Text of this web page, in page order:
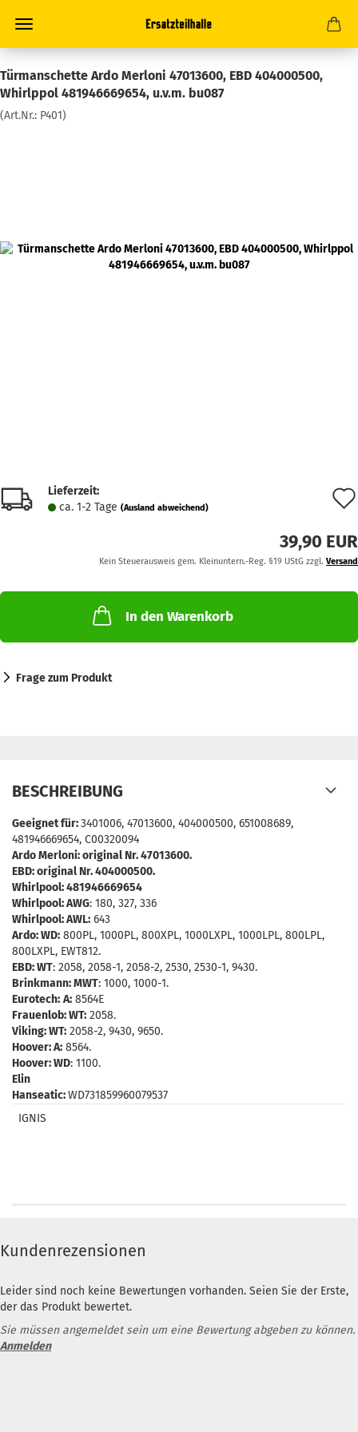
Türmanschette Ardo Merloni 47013600, EBD 404000500,
Whirlppol 481946669654, u.v.m. bu087
(Art.Nr.: P401)
Lieferzeit:
ca. 1-2 Tage (Ausland abweichend)
39,90 EUR
Kein Steuerausweis gem. Kleinuntern.-Reg. §19 UStG zzgl. Versand
In den Warenkorb
Frage zum Produkt
BESCHREIBUNG
Geeignet für:3401006, 47013600, 404000500, 651008689,
481946669654, C00320094
Ardo Merloni: original Nr. 47013600.
EBD: original Nr. 404000500.
Whirlpool: 481946669654
Whirlpool: AWG: 180, 327, 336
Whirlpool: AWL: 643
Ardo: WD: 800PL, 1000PL, 800XPL, 1000LXPL, 1000LPL, 800LPL,
800LXPL, EWT812.
EBD: WT: 2058, 2058-1, 2058-2, 2530, 2530-1, 9430.
Brinkmann: MWT: 1000, 1000-1.
Eurotech: A: 8564E
Frauenlob: WT: 2058.
Viking: WT: 2058-2, 9430, 9650.
Hoover: A: 8564.
Hoover: WD: 1100.
Elin
Hanseatic:WD731859960079537
IGNIS
Kundenrezensionen
Leider sind noch keine Bewertungen vorhanden. Seien Sie der Erste,
der das Produkt bewertet.
Sie müssen angemeldet sein um eine Bewertung abgeben zu können.
Anmelden